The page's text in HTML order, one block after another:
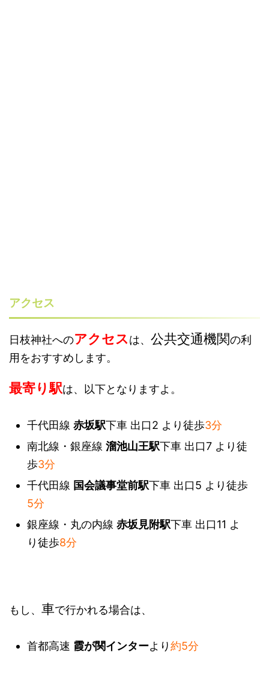
アクセス
日枝神社へのアクセスは、 公共交通機関の利
用をおすすめします。
最寄り駅は、以下となりますよ。
千代田線 赤坂駅下車 出口2 より徒歩3分
南北線・銀座線 溜池山王駅下車 出口7 より徒
歩3分
千代田線 国会議事堂前駅下車 出口5 より徒歩
5分
銀座線・丸の内線 赤坂見附駅下車 出口11 よ
り徒歩8分
もし、 車で行かれる場合は、
首都高速 霞が関インターより約5分